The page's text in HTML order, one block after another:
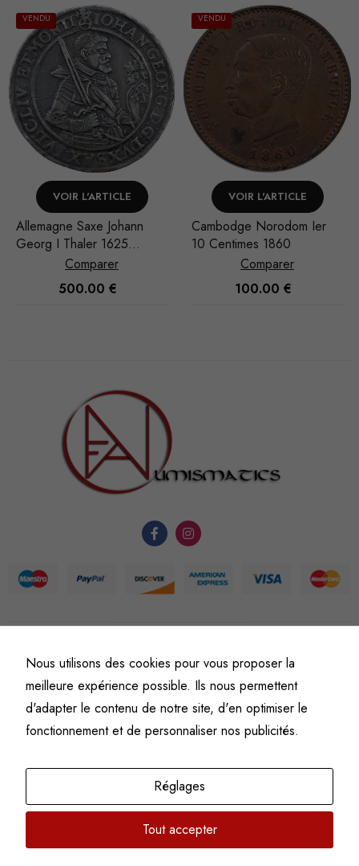
VENDU
VOIR L'ARTICLE
Allemagne Saxe Johann
Georg I Thaler 1625
Comparer
500.00 €
VENDU
VOIR L'ARTICLE
Cambodge Norodom Ier
10 Centimes 1860
Comparer
100.00 €
©Fine art numismatics– Tous droits réservés.
Politique de confidentialitéConditions générales de vente et d’utilisation
Mentions légales
Nous utilisons des cookies pour vous proposer la
meilleure expérience possible. Ils nous permettent
d'adapter le contenu de notre site, d'en optimiser le
fonctionnement et de personnaliser nos publicités.
Réglages
Tout accepter
nécessaires au
Statistiques
améliorer la
et la
structure du
site Web, en
l'usage qu'il